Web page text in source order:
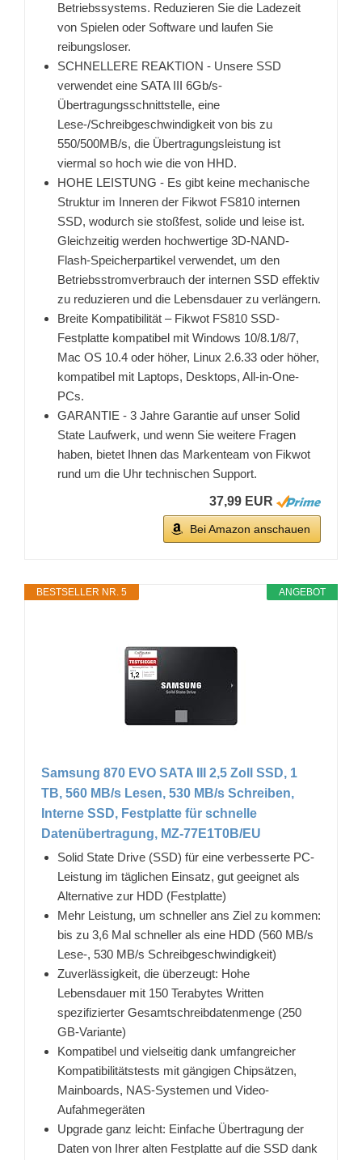
Betriebssystems. Reduzieren Sie die Ladezeit
von Spielen oder Software und laufen Sie
reibungsloser.
SCHNELLERE REAKTION - Unsere SSD
verwendet eine SATA III 6Gb/s-
Übertragungsschnittstelle, eine
Lese-/Schreibgeschwindigkeit von bis zu
550/500MB/s, die Übertragungsleistung ist
viermal so hoch wie die von HHD.
HOHE LEISTUNG - Es gibt keine mechanische
Struktur im Inneren der Fikwot FS810 internen
SSD, wodurch sie stoßfest, solide und leise ist.
Gleichzeitig werden hochwertige 3D-NAND-
Flash-Speicherpartikel verwendet, um den
Betriebsstromverbrauch der internen SSD effektiv
zu reduzieren und die Lebensdauer zu verlängern.
Breite Kompatibilität – Fikwot FS810 SSD-
Festplatte kompatibel mit Windows 10/8.1/8/7,
Mac OS 10.4 oder höher, Linux 2.6.33 oder höher,
kompatibel mit Laptops, Desktops, All-in-One-
PCs.
GARANTIE - 3 Jahre Garantie auf unser Solid
State Laufwerk, und wenn Sie weitere Fragen
haben, bietet Ihnen das Markenteam von Fikwot
rund um die Uhr technischen Support.
37,99 EUR
Bei Amazon anschauen
ANGEBOT
BESTSELLER NR. 5
Samsung 870 EVO SATA III 2,5 Zoll SSD, 1
TB, 560 MB/s Lesen, 530 MB/s Schreiben,
Interne SSD, Festplatte für schnelle
Datenübertragung, MZ-77E1T0B/EU
Solid State Drive (SSD) für eine verbesserte PC-
Leistung im täglichen Einsatz, gut geeignet als
Alternative zur HDD (Festplatte)
Mehr Leistung, um schneller ans Ziel zu kommen:
bis zu 3,6 Mal schneller als eine HDD (560 MB/s
Lese-, 530 MB/s Schreibgeschwindigkeit)
Zuverlässigkeit, die überzeugt: Hohe
Lebensdauer mit 150 Terabytes Written
spezifizierter Gesamtschreibdatenmenge (250
GB-Variante)
Kompatibel und vielseitig dank umfangreicher
Kompatibilitätstests mit gängigen Chipsätzen,
Mainboards, NAS-Systemen und Video-
Aufahmegeräten
Upgrade ganz leicht: Einfache Übertragung der
Daten von Ihrer alten Festplatte auf die SSD dank